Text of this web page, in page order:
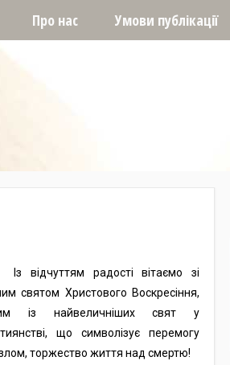
Про нас Умови публікації
Із відчуттям радості вітаємо зі
святом Христового Воскресіння,
із найвеличніших свят у
що символізує перемогу
торжество життя над смертю!